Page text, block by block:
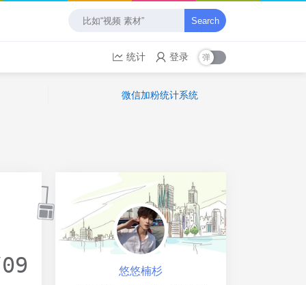
Search
统计 登录
微信加粉统计系统
悠悠楠杉